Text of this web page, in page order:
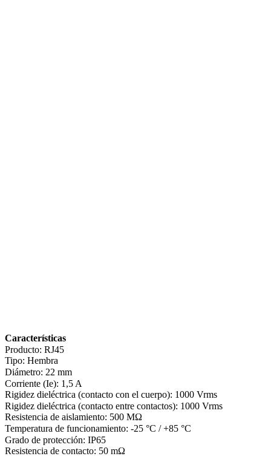
Características
Producto: RJ45
Tipo: Hembra
Diámetro: 22 mm
Corriente (Ie): 1,5 A
Rigidez dieléctrica (contacto con el cuerpo): 1000 Vrms
Rigidez dieléctrica (contacto entre contactos): 1000 Vrms
Resistencia de aislamiento: 500 MΩ
Temperatura de funcionamiento: -25 °C / +85 °C
Grado de protección: IP65
Resistencia de contacto: 50 mΩ